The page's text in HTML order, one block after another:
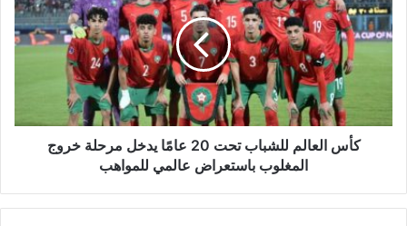
للشباب
تحت
20
خروج
المغلوب
كأس العالم للشباب تحت 20 عامًا يدخل مرحلة خروج
المغلوب باستعراض عالمي للمواهب